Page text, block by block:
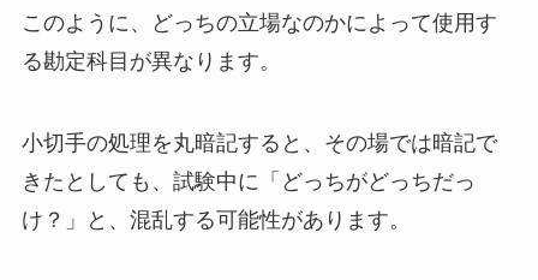
このように、どっちの立場なのかによって使用す
る勘定科目が異なります。
小切手の処理を丸暗記すると、その場では暗記で
きたとしても、試験中に「どっちがどっちだっ
け？」と、混乱する可能性があります。